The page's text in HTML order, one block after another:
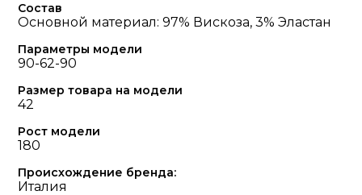
Состав
Основной материал: 97% Вискоза, 3% Эластан
Параметры модели
90-62-90
Размер товара на модели
42
Рост модели
180
Происхождение бренда:
Италия